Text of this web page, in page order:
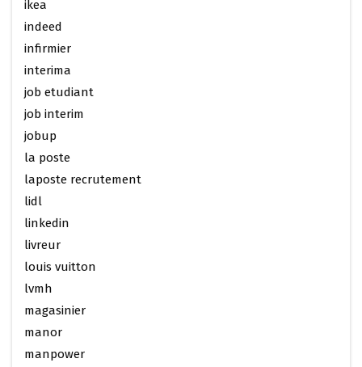
ikea
indeed
infirmier
interima
job etudiant
job interim
jobup
la poste
laposte recrutement
lidl
linkedin
livreur
louis vuitton
lvmh
magasinier
manor
manpower